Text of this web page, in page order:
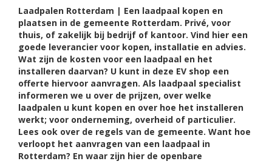
Laadpalen Rotterdam | Een laadpaal kopen en
plaatsen in de gemeente Rotterdam. Privé, voor
thuis, of zakelijk bij bedrijf of kantoor. Vind hier een
goede leverancier voor kopen, installatie en advies.
Wat zijn de kosten voor een laadpaal en het
installeren daarvan? U kunt in deze EV shop een
offerte hiervoor aanvragen. Als laadpaal specialist
informeren we u over de prijzen, over welke
laadpalen u kunt kopen en over hoe het installeren
werkt; voor onderneming, overheid of particulier.
Lees ook over de regels van de gemeente. Want hoe
verloopt het aanvragen van een laadpaal in
Rotterdam? En waar zijn hier de openbare